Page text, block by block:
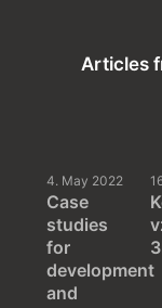
Articles
4. May 2022
Case
studies
for
development
and